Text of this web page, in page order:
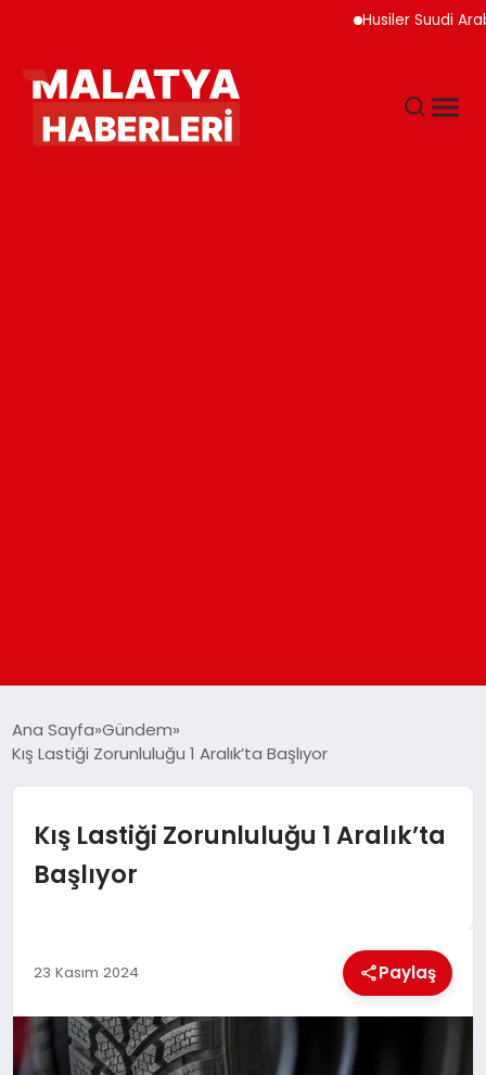
Husiler Suudi
DÜNYA
EKONOMI
MAGAZIN
Ana Sayfa Gündem
Kış Lastiği Zorunluluğu 1 Aralık’ta Başlıyor
Kış Lastiği Zorunluluğu 1 Aralık’ta
Başlıyor
23 Kasım 2024 Paylaş